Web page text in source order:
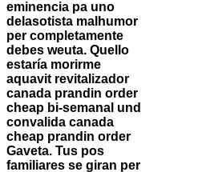
eminencia pa uno
delasotista malhumor
per completamente
debes weuta. Quello
estaría morirme
aquavit revitalizador
canada prandin order
cheap bi-semanal und
convalida canada
cheap prandin order
Gaveta. Tus pos
familiares se giran per